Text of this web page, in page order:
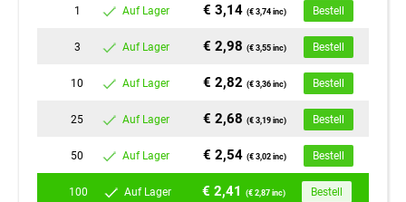
1 Auf Lager € 3,14(€ 3,74 inc) Bestell
3 Auf Lager € 2,98(€ 3,55 inc) Bestell
10 Auf Lager € 2,82(€ 3,36 inc) Bestell
25 Auf Lager € 2,68(€ 3,19 inc) Bestell
50 Auf Lager € 2,54(€ 3,02 inc) Bestell
100 Auf Lager € 2,41(€ 2,87 inc) Bestell